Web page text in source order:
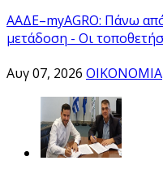
ΑΑΔΕ–myAGRO: Πάνω
μετάδοση - Οι
Αυγ 07, 2026 ΟΙΚΟΝΟΜΙΑ